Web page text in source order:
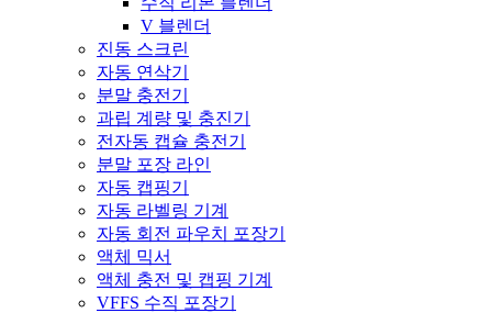
V 블렌더
진동 스크린
자동 연삭기
분말 충전기
과립 계량 및 충진기
전자동 캡슐 충전기
분말 포장 라인
자동 캡핑기
자동 라벨링 기계
자동 회전 파우치 포장기
액체 믹서
액체 충전 및 캡핑 기계
VFFS 수직 포장기